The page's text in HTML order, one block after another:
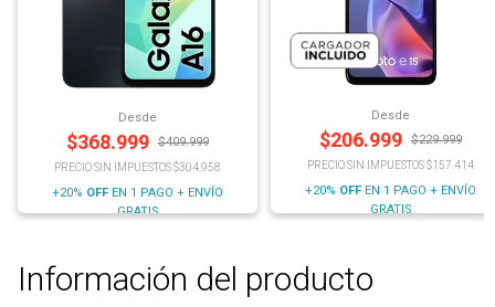
Desde
$368.999 $409.999
PRECIO SIN IMPUESTOS $304.958
+20% OFF EN 1 PAGO + ENVÍO
GRATIS
Desde
$206.999 $229.999
PRECIO SIN IMPUESTOS $157.414
+20% OFF EN 1 PAGO + ENVÍO
GRATIS
Información del producto